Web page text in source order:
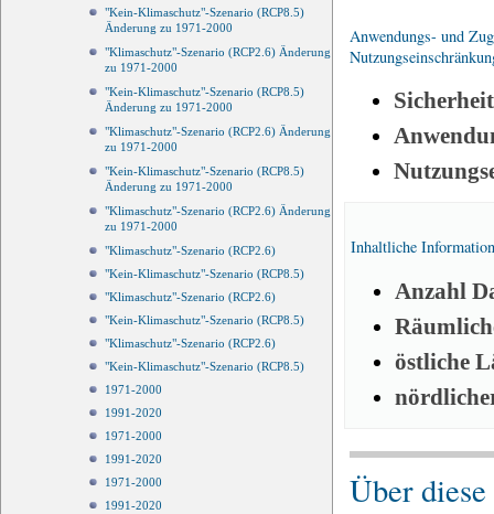
"Kein-Klimaschutz"-Szenario (RCP8.5)
Änderung zu 1971-2000
"Klimaschutz"-Szenario (RCP2.6) Änderung
zu 1971-2000
"Kein-Klimaschutz"-Szenario (RCP8.5)
Änderung zu 1971-2000
"Klimaschutz"-Szenario (RCP2.6) Änderung
zu 1971-2000
"Kein-Klimaschutz"-Szenario (RCP8.5)
Änderung zu 1971-2000
"Klimaschutz"-Szenario (RCP2.6) Änderung
zu 1971-2000
"Klimaschutz"-Szenario (RCP2.6)
"Kein-Klimaschutz"-Szenario (RCP8.5)
"Klimaschutz"-Szenario (RCP2.6)
"Kein-Klimaschutz"-Szenario (RCP8.5)
"Klimaschutz"-Szenario (RCP2.6)
"Kein-Klimaschutz"-Szenario (RCP8.5)
1971-2000
1991-2020
1971-2000
1991-2020
1971-2000
1991-2020
Anwendungs- und
Inhaltliche
Anzahl
östliche
Über